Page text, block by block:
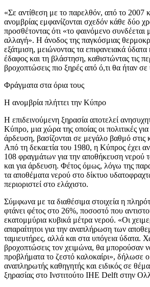
«Σε αντίθεση με το παρελθόν, από το 2007
ανομβρίας εμφανίζονται σχεδόν κάθε δύο
προσθέτοντας ότι «το φαινόμενο συνδέεται
αλλαγή». Η άνοδος της παγκόσμιας
εξάτμιση, μειώνοντας τα επιφανειακά
έδαφος και τη βλάστηση, καθιστώντας τις
βροχοπτώσεις πιο ξηρές από ό,τι θα ήταν
Φράγματα στα όρια τους
Η ανομβρία πλήττει την Κύπρο
Η επιδεινούμενη ξηρασία αποτελεί
Κύπρο, μια χώρα της οποίας οι πολιτικές
άρδευση, βασίζονται σε μεγάλο βαθμό στις
Από τη δεκαετία του 1980, η Κύπρος έχει
108 φραγμάτων για την αποθήκευση νερού
και για άρδευση. Φέτος όμως, λόγω της
τα αποθέματα νερού στο δίκτυο
περιοριστεί στο ελάχιστο.
Σύμφωνα με τα διαθέσιμα στοιχεία η
φτάνει φέτος στο 26%, ποσοστό που
εκατομμύρια κυβικά μέτρα νερού. «Οι
απαραίτητοι για την αναπλήρωση των
ταμιευτήρες, αλλά και στα υπόγεια ύδατα.
βροχοπτώσεις τον χειμώνα, θα μπορούσαν
προβλήματα το ζεστό καλοκαίρι», δήλωσε
αναπληρωτής καθηγητής και ειδικός σε
ξηρασίας στο Ινστιτούτο IHE Delft στην